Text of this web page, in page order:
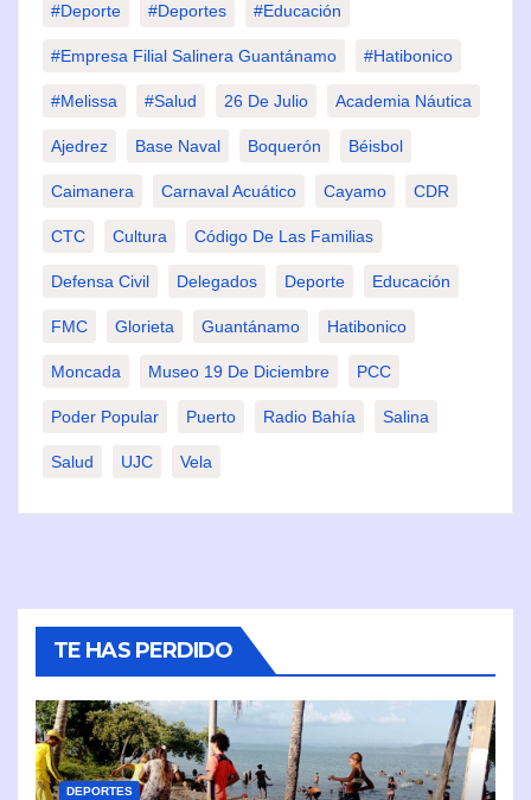
#Deporte #deportes #Educación
#Empresa Filial Salinera Guantánamo #Hatibonico
#Melissa #Salud 26 De Julio Academia Náutica
Ajedrez Base Naval Boquerón Béisbol
Caimanera Carnaval Acuático Cayamo CDR
CTC Cultura Código De Las Familias
Defensa Civil Delegados Deporte Educación
FMC Glorieta Guantánamo Hatibonico
Moncada Museo 19 De Diciembre PCC
Poder Popular Puerto Radio Bahía Salina
Salud UJC Vela
TE HAS PERDIDO
DEPORTES